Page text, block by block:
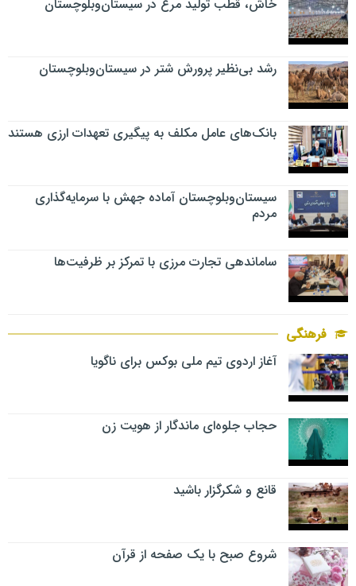
خاش، قطب تولید مرغ در سیستان‌وبلوچستان
رشد بی‌نظیر پرورش شتر در سیستان‌وبلوچستان
بانک‌های عامل مکلف به پیگیری تعهدات ارزی هستند
سیستان‌وبلوچستان آماده جهش با سرمایه‌گذاری
مردم
ساماندهی تجارت مرزی با تمرکز بر ظرفیت‌ها
فرهنگی
آغاز اردوی تیم ملی بوکس برای ناگویا
حجاب جلوه‌ای ماندگار از هویت زن
قانع و شکرگزار باشید
شروع صبح با یک صفحه از قرآن